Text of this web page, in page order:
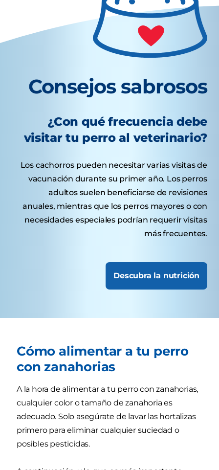
Consejos sabrosos
¿Con qué frecuencia debe
visitar tu perro al veterinario?
Los cachorros pueden necesitar varias visitas de
vacunación durante su primer año. Los perros
adultos suelen beneficiarse de revisiones
anuales, mientras que los perros mayores o con
necesidades especiales podrían requerir visitas
más frecuentes.
Descubra la nutrición
Cómo alimentar a tu perro
con zanahorias
A la hora de alimentar a tu perro con zanahorias,
cualquier color o tamaño de zanahoria es
adecuado. Solo asegúrate de lavar las hortalizas
primero para eliminar cualquier suciedad o
posibles pesticidas.